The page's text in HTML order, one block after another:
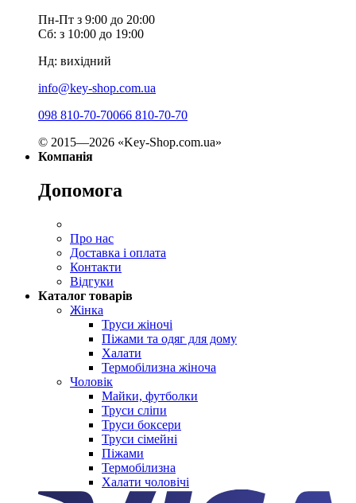
Пн-Пт з 9:00 до 20:00
Сб: з 10:00 до 19:00
Нд: вихідний
info@key-shop.com.ua
098 810-70-70066 810-70-70
© 2015—2026 «Key-Shop.com.ua»
Компанія
Допомога
Про нас
Доставка і оплата
Контакти
Відгуки
Каталог товарів
Жінка
Труси жіночі
Піжами та одяг для дому
Халати
Термобілизна жіноча
Чоловік
Майки, футболки
Труси сліпи
Труси боксери
Труси сімейні
Піжами
Термобілизна
Халати чоловічі